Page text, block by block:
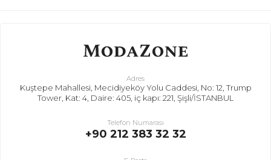
Adres
Kuştepe Mahallesi, Mecidiyeköy Yolu Caddesi, No: 12, Trump
Tower, Kat: 4, Daire: 405, iç kapı: 221, Şişli/İSTANBUL
Telefon Numarası
+90 212 383 32 32